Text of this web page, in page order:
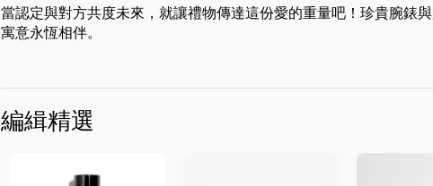
當認定與對方共度未來，就讓禮物傳達這份愛的重量吧！珍貴腕錶
寓意永恆相伴。
編緝精選